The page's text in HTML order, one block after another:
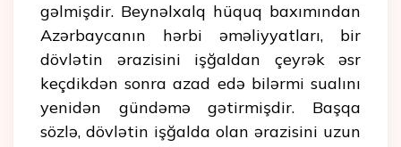
gəlmişdir. Beynəlxalq hüquq baxımından
Azərbaycanın hərbi əməliyyatları, bir
dövlətin ərazisini işğaldan çeyrək əsr
keçdikdən sonra azad edə bilərmi sualını
yenidən gündəmə gətirmişdir. Başqa
sözlə, dövlətin işğalda olan ərazisini uzun